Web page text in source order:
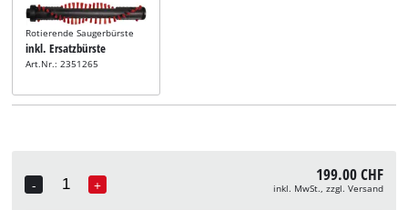
Rotierende Saugerbürste
inkl. Ersatzbürste
Art.Nr.: 2351265
-
Quantity
+ 199.00 CHF
inkl. MwSt., zzgl. Versand